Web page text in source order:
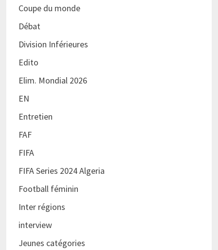
Coupe du monde
Débat
Division Inférieures
Edito
Elim. Mondial 2026
EN
Entretien
FAF
FIFA
FIFA Series 2024 Algeria
Football féminin
Inter régions
interview
Jeunes catégories